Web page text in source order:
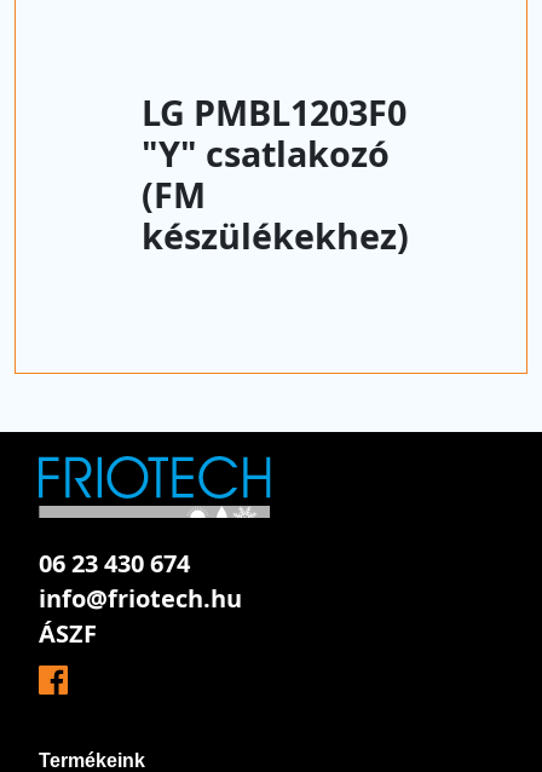
LG PMBL1203F0
"Y" csatlakozó
(FM
készülékekhez)
06 23 430 674
info@friotech.hu
ÁSZF
Termékeink